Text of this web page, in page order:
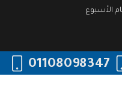
الأسبوع
01108098347